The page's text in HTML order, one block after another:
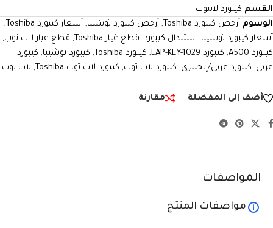
القسم كيبورد لابتوب
الوسوم أرخص كيبورد Toshiba , أرخص كيبورد توشيبا, أسعار كيبورد Toshiba
,
أسعار كيبورد توشيبا, استبدال كيبورد, قطع غيار Toshiba , قطع غيار لاب توب,
كيبورد A500
, كيبورد LAP-KEY-1029 , كيبورد Toshiba , كيبورد توشيبا, كيبورد
عربي, كيبورد عربي/إنجليزي, كيبورد لاب توب, كيبورد لاب توب Toshiba , لاب بوب
أضف إلى المفضلة مقارنة
المواصفات
مواصفات المنتج